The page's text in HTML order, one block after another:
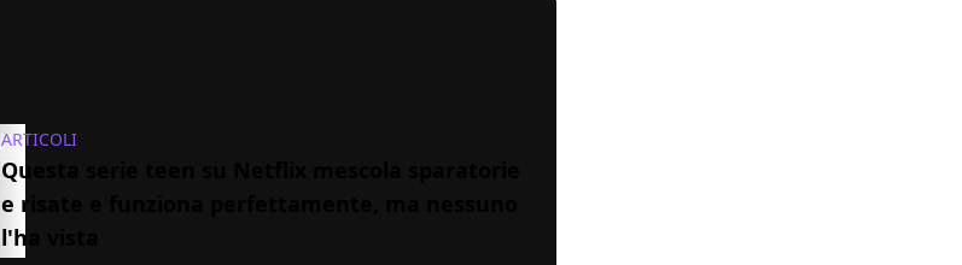
ARTICOLI
Questa serie teen su Netflix mescola sparatorie
e risate e funziona perfettamente, ma nessuno
l'ha vista